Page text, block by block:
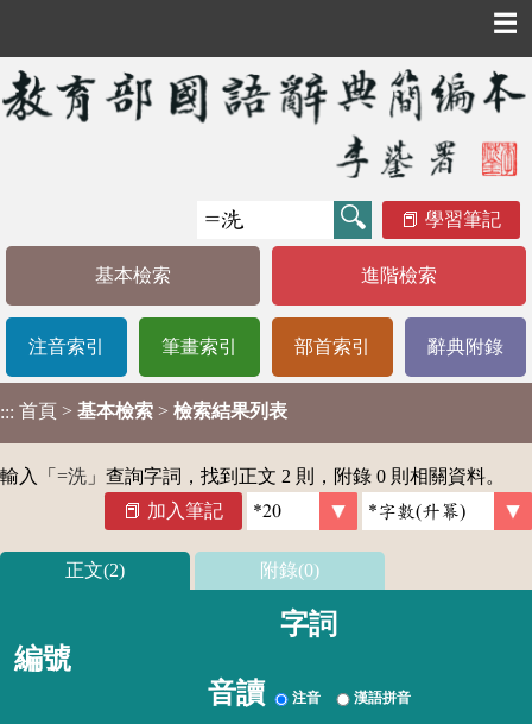
☰
學習筆記
基本檢索 進階檢索
注音索引 筆畫索引 部首索引 辭典附錄
::: 首頁 > 基本檢索 > 檢索結果列表
輸入「 =洗 」查詢字詞，找到正文 2 則，附錄 0 則相關資料。
加入筆記
正文(2) 附錄(0)
編號
字詞
音讀 注音 漢語拼音